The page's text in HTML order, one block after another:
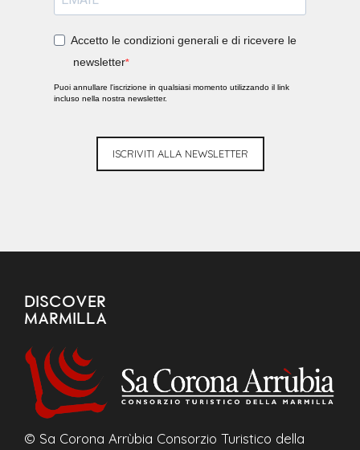
Accetto le condizioni generali e di ricevere le
newsletter
Puoi annullare l'iscrizione in qualsiasi momento utilizzando il link
incluso nella nostra newsletter.
ISCRIVITI ALLA NEWSLETTER
DISCOVER
MARMILLA
© Sa Corona Arrùbia Consorzio Turistico della